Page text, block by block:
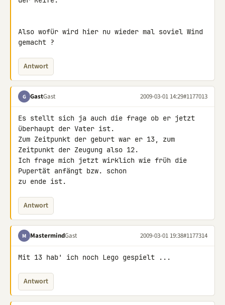
Also wofür wird hier nu wieder mal soviel Wind
gemacht ?
Antwort
G GastGast 2009-03-01 14:29#1177013
Es stellt sich ja auch die frage ob er jetzt
überhaupt der Vater ist.
Zum Zeitpunkt der geburt war er 13, zum
Zeitpunkt der Zeugung also 12.
Ich frage mich jetzt wirklich wie früh die
Pupertät anfängt bzw. schon
zu ende ist.
Antwort
M MastermindGast 2009-03-01 19:38#1177314
Mit 13 hab' ich noch Lego gespielt ...
Antwort